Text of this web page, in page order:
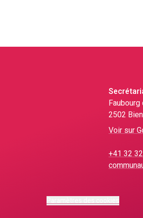
2502
Voir sur
+41 32